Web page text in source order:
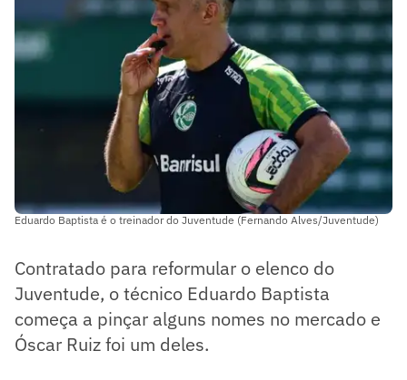
Eduardo Baptista é o treinador do Juventude (Fernando Alves/Juventude)
Contratado para reformular o elenco do
Juventude, o técnico Eduardo Baptista
começa a pinçar alguns nomes no mercado e
Óscar Ruiz foi um deles.